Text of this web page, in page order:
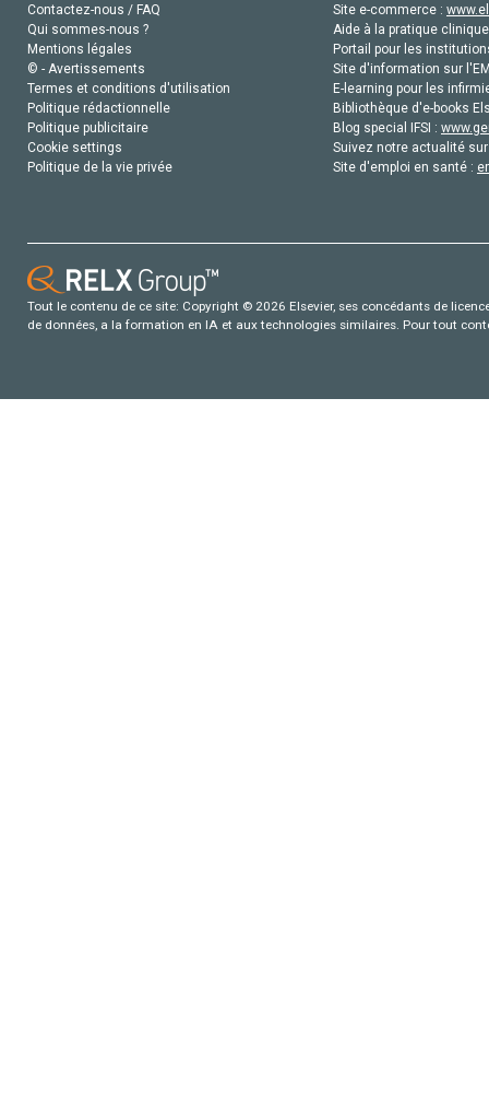
Contactez-nous / FAQ
Qui sommes-nous ?
Mentions légales
© - Avertissements
Termes et conditions d'utilisation
Politique rédactionnelle
Politique publicitaire
Cookie settings
Politique de la vie privée
Site e-commerce :
Aide à la pratique
Portail pour les
Site d'information sur
E-learning pour les
Bibliothèque d'e-books
Blog special IFSI :
Suivez notre actualité
Site d'emploi en santé :
Tout le contenu de ce site: Copyright © 2026 Elsevier, ses concédants de
de données, a la formation en IA et aux technologies similaires. Pour tout